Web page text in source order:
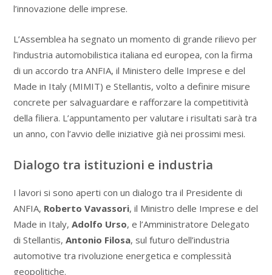
l’innovazione delle imprese.
L’Assemblea ha segnato un momento di grande rilievo per
l’industria automobilistica italiana ed europea, con la firma
di un accordo tra ANFIA, il Ministero delle Imprese e del
Made in Italy (MIMIT) e Stellantis, volto a definire misure
concrete per salvaguardare e rafforzare la competitività
della filiera. L’appuntamento per valutare i risultati sarà tra
un anno, con l’avvio delle iniziative già nei prossimi mesi.
Dialogo tra istituzioni e industria
I lavori si sono aperti con un dialogo tra il Presidente di
ANFIA, Roberto Vavassori, il Ministro delle Imprese e del
Made in Italy, Adolfo Urso, e l’Amministratore Delegato
di Stellantis, Antonio Filosa, sul futuro dell’industria
automotive tra rivoluzione energetica e complessità
geopolitiche.